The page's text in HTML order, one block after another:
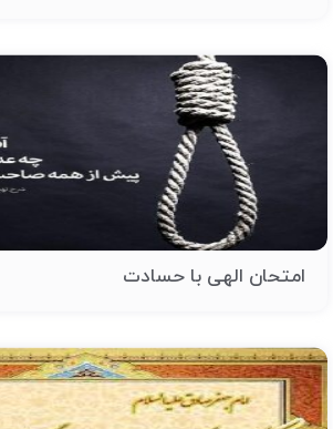
امتحان الهی با حسادت